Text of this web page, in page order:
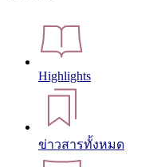
Highlights
ข่าวสารทั้งหมด